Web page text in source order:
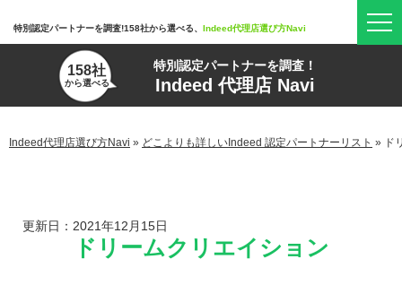
特別認定パートナーを調査!158社から選べる、 Indeed代理店選び方Navi
158社
から選べる
特別認定パートナーを調査！
Indeed 代理店 Navi
Indeed代理店選び方Navi » どこよりも詳しいIndeed 認定パートナーリスト » ド
更新日：2021年12月15日
ドリームクリエイション